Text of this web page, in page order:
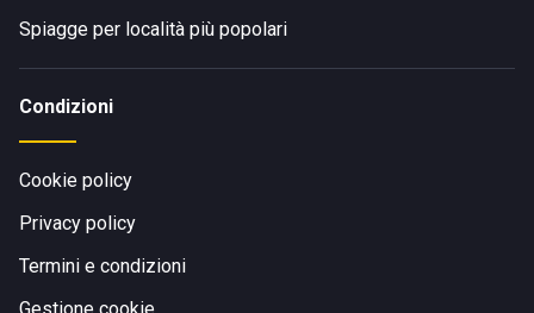
Spiagge per località più popolari
Condizioni
Cookie policy
Privacy policy
Termini e condizioni